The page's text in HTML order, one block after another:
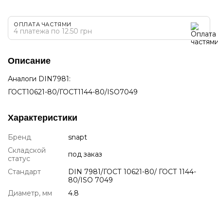
ОПЛАТА ЧАСТЯМИ
4 платежа по 12.50 грн
Описание
Аналоги DIN7981:
ГОСТ10621-80/ГОСТ1144-80/ISO7049
Характеристики
Бренд
snapt
Складской
статус
под заказ
Стандарт
DIN 7981/ГОСТ 10621-80/ ГОСТ 1144-
80/ISO 7049
Диаметр, мм
4.8